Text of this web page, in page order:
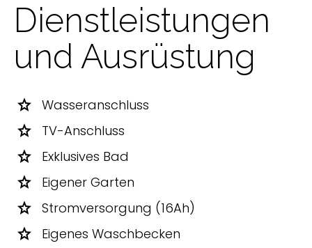
Dienstleistungen
und Ausrüstung
star Wasseranschluss
star TV-Anschluss
star Exklusives Bad
star Eigener Garten
star Stromversorgung (16Ah)
star Eigenes Waschbecken